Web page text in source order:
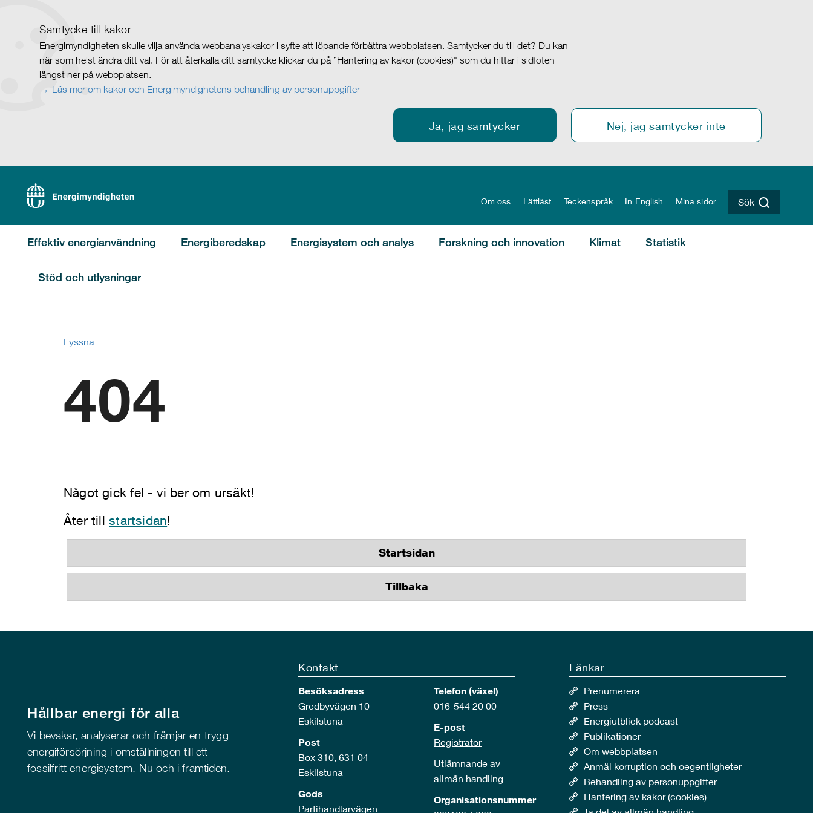
Samtycke till kakor
Energimyndigheten skulle vilja använda webbanalyskakor i syfte att löpande förbättra webbplatsen. Samtycker du till det? Du kan
när som helst ändra ditt val. För att återkalla ditt samtycke klickar du på ”Hantering av kakor (cookies)" som du hittar i sidfoten
längst ner på webbplatsen.
Läs mer om kakor och Energimyndighetens behandling av personuppgifter
Ja, jag samtycker Nej, jag samtycker inte
Om oss Lättläst Teckenspråk In English Mina sidor Sök
Effektiv energianvändning Energiberedskap Energisystem och analys Forskning och innovation Klimat Statistik
Stöd och utlysningar
Lyssna
404
Något gick fel - vi ber om ursäkt!
Åter tillstartsidan!
Startsidan
Tillbaka
Hållbar energi för alla
Vi bevakar, analyserar och främjar en trygg
energiförsörjning i omställningen till ett
fossilfritt energisystem. Nu och i framtiden.
Kontakt
Besöksadress
Gredbyvägen 10
Eskilstuna
Post
Box 310, 631 04
Eskilstuna
Gods
Partihandlarvägen
Telefon (växel)
016-544 20 00
E-post
Registrator
Utlämnande av
allmän handling
Organisationsnummer
Länkar
Prenumerera
Press
Energiutblick podcast
Publikationer
Om webbplatsen
Anmäl korruption och oegentligheter
Behandling av personuppgifter
Hantering av kakor (cookies)